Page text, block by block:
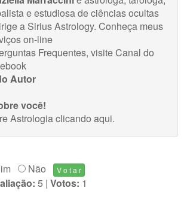
e estudiosa de ciências ocultas
a Sirius Astrology. Conheça meus
on-line
Frequentes, visiteCanal do
Autor
você!
Astrologiaclicando aqui.
Não
5 | Votos: 1